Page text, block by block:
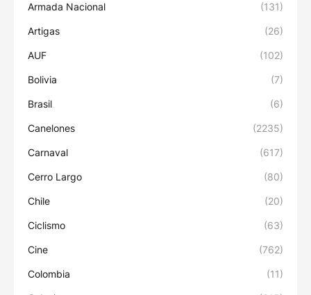
Armada Nacional (131)
Artigas (26)
AUF (102)
Bolivia (7)
Brasil (6)
Canelones (2235)
Carnaval (617)
Cerro Largo (80)
Chile (20)
Ciclismo (63)
Cine (762)
Colombia (11)